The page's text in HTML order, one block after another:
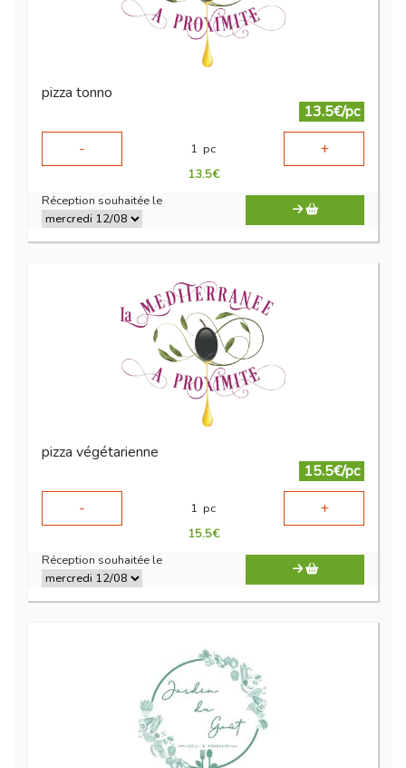
pizza tonno
13.5€/pc
-
1 pc +
13.5€
Réception souhaitée le
pizza végétarienne
15.5€/pc
-
1 pc +
15.5€
Réception souhaitée le